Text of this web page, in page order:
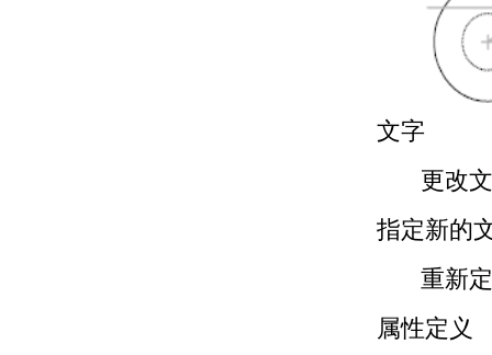
文字
更改
指定新的
重新
属性定义